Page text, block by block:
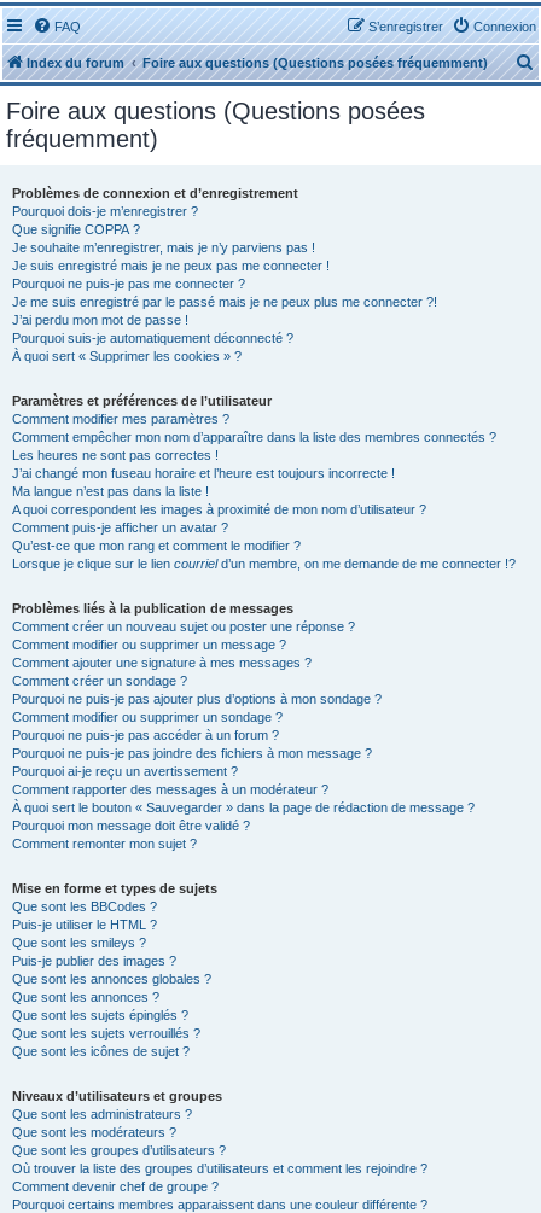
FAQ Connexion
S’enregistrer
Index du forum Foire aux questions (Questions posées fréquemment)
e
Foire aux questions (Questions posées
fréquemment)
Problèmes de connexion et d’enregistrement
Pourquoi dois-je m’enregistrer ?
Que signifie COPPA ?
Je souhaite m’enregistrer, mais je n’y parviens pas !
Je suis enregistré mais je ne peux pas me connecter !
Pourquoi ne puis-je pas me connecter ?
Je me suis enregistré par le passé mais je ne peux plus me connecter ?!
J’ai perdu mon mot de passe !
Pourquoi suis-je automatiquement déconnecté ?
À quoi sert « Supprimer les cookies » ?
Paramètres et préférences de l’utilisateur
Comment modifier mes paramètres ?
Comment empêcher mon nom d’apparaître dans la liste des membres connectés ?
Les heures ne sont pas correctes !
J’ai changé mon fuseau horaire et l’heure est toujours incorrecte !
Ma langue n’est pas dans la liste !
A quoi correspondent les images à proximité de mon nom d’utilisateur ?
Comment puis-je afficher un avatar ?
Qu’est-ce que mon rang et comment le modifier ?
Lorsque je clique sur le lien courrield’un membre, on me demande de me connecter !?
Problèmes liés à la publication de messages
Comment créer un nouveau sujet ou poster une réponse ?
Comment modifier ou supprimer un message ?
Comment ajouter une signature à mes messages ?
Comment créer un sondage ?
Pourquoi ne puis-je pas ajouter plus d’options à mon sondage ?
Comment modifier ou supprimer un sondage ?
Pourquoi ne puis-je pas accéder à un forum ?
Pourquoi ne puis-je pas joindre des fichiers à mon message ?
Pourquoi ai-je reçu un avertissement ?
Comment rapporter des messages à un modérateur ?
À quoi sert le bouton « Sauvegarder » dans la page de rédaction de message ?
Pourquoi mon message doit être validé ?
Comment remonter mon sujet ?
Mise en forme et types de sujets
Que sont les BBCodes ?
Puis-je utiliser le HTML ?
Que sont les smileys ?
Puis-je publier des images ?
Que sont les annonces globales ?
Que sont les annonces ?
Que sont les sujets épinglés ?
Que sont les sujets verrouillés ?
Que sont les icônes de sujet ?
Niveaux d’utilisateurs et groupes
Que sont les administrateurs ?
Que sont les modérateurs ?
Que sont les groupes d’utilisateurs ?
Où trouver la liste des groupes d’utilisateurs et comment les rejoindre ?
Comment devenir chef de groupe ?
Pourquoi certains membres apparaissent dans une couleur différente ?